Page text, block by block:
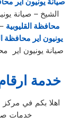
الشيخ – صيانة
محافظة القليوبية –
يونيون اير محافظة
صيانة يونيون اير
خدمة
اهلا بكم في مركز
خدمات